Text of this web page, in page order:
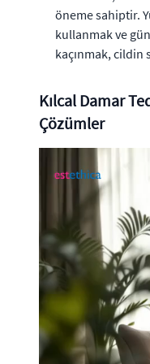
öneme sahiptir.
kullanmak ve
kaçınmak, cildin
Kılcal Damar
Çözümler